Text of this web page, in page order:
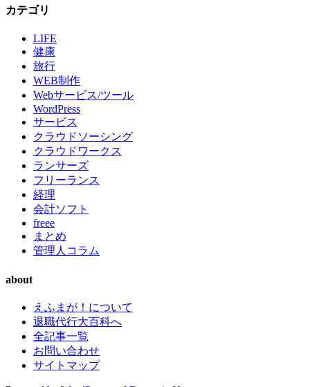
カテゴリ
LIFE
健康
旅行
WEB制作
Webサービス/ツール
WordPress
サービス
クラウドソーシング
クラウドワークス
ランサーズ
フリーランス
経理
会計ソフト
freee
まとめ
管理人コラム
about
えふまが！について
退職代行大百科へ
全記事一覧
お問い合わせ
サイトマップ